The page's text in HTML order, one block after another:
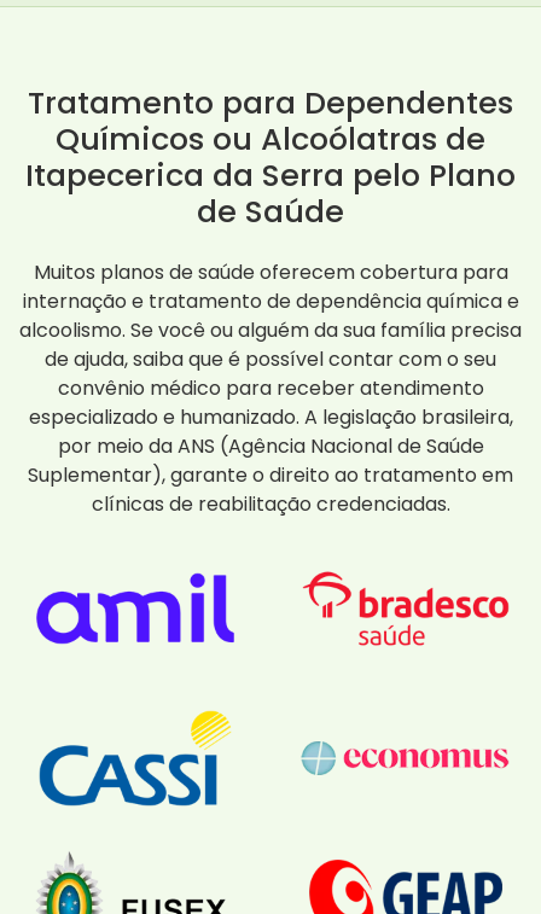
Tratamento para Dependentes
Químicos ou Alcoólatras de
Itapecerica da Serra pelo Plano
de Saúde
Muitos planos de saúde oferecem cobertura para
internação e tratamento de dependência química e
alcoolismo. Se você ou alguém da sua família precisa
de ajuda, saiba que é possível contar com o seu
convênio médico para receber atendimento
especializado e humanizado. A legislação brasileira,
por meio da ANS (Agência Nacional de Saúde
Suplementar), garante o direito ao tratamento em
clínicas de reabilitação credenciadas.